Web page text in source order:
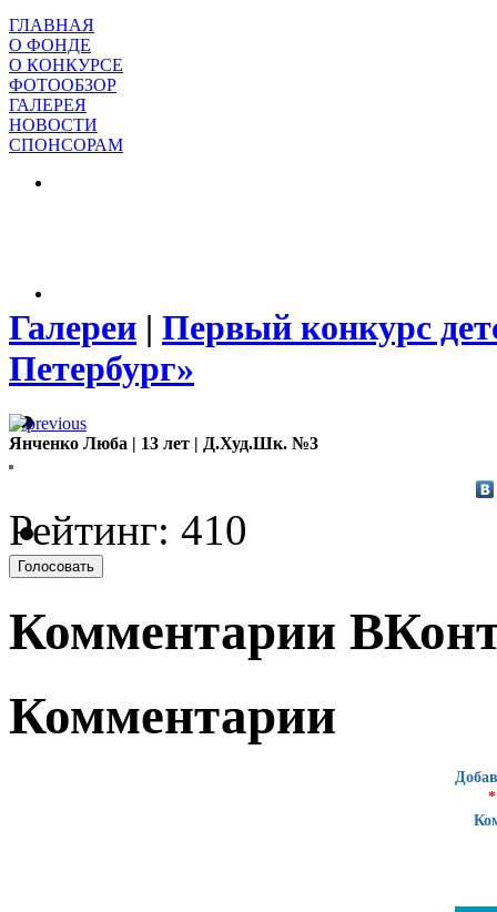
ГЛАВНАЯ
О ФОНДЕ
О КОНКУРСЕ
ФОТООБЗОР
ГАЛЕРЕЯ
НОВОСТИ
СПОНСОРАМ
Галереи | Первый конкурс
Петербург»
Янченко Люба | 13 лет | Д.Худ.Шк. №3
Рейтинг: 410
Комментарии
Комментарии
*